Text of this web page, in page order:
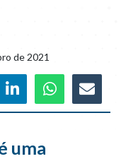
de 2021
uma